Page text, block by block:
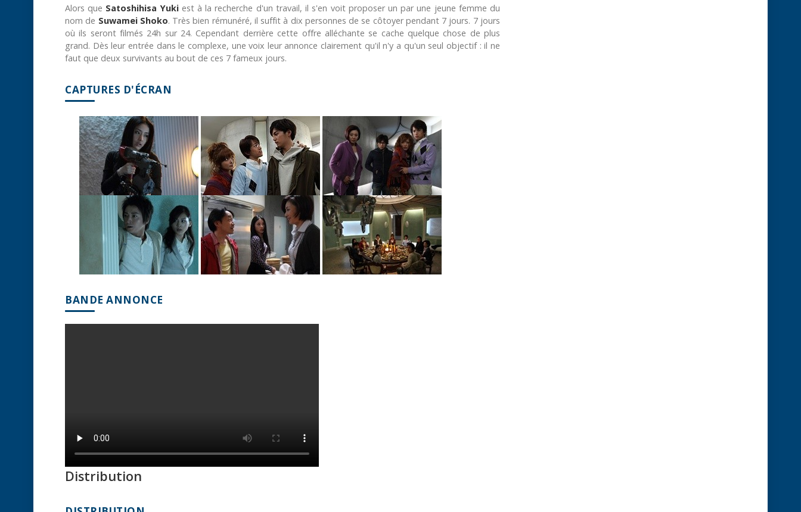
Alors que Satoshihisa Yukiest à la recherche d'un travail, il s'en voit proposer un par une jeune femme du
nom de Suwamei Shoko. Très bien rémunéré, il suffit à dix personnes de se côtoyer pendant 7 jours. 7 jours
où ils seront filmés 24h sur 24. Cependant derrière cette offre alléchante se cache quelque chose de plus
grand. Dès leur entrée dans le complexe, une voix leur annonce clairement qu'il n'y a qu'un seul objectif : il ne
faut que deux survivants au bout de ces 7 fameux jours.
CAPTURES D'ÉCRAN
BANDE ANNONCE
Distribution